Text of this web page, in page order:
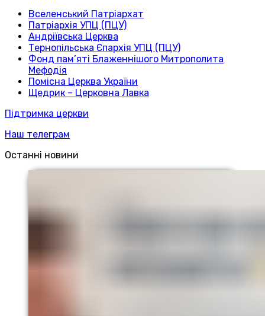
Вселенський Патріархат
Патріархія УПЦ (ПЦУ)
Андріївська Церква
Тернопільська Єпархія УПЦ (ПЦУ)
Фонд пам’яті Блаженнішого Митрополита
Мефодія
Помісна Церква України
Щедрик – Церковна Лавка
Підтримка церкви
Наш телеграм
Останні новини